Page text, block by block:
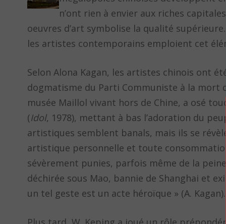
n’ont rien à envier aux riches
oeuvres d’art symbolise la qualité
les artistes contemporains emploient cet
Selon Alona Kagan, les artistes chinois ont
dogmatisme du Parti Communiste à la mort
musée Maillol vivant hors de Chine, a osé
(Idol, 1978), mettant à bas l’adoration du
artistiques semblent banals, mais ils se
artistique personnelle et toute
sévèrement punies, parfois même de la
déchirée sous Mao, bannie de Shanghai et
un tel geste est un acte héroïque » (A. Kagan).